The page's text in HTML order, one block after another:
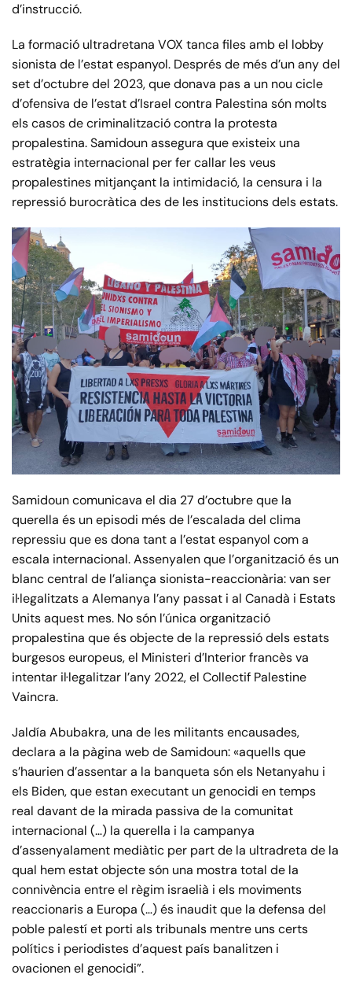
d’instrucció.
La formació ultradretana VOX tanca files amb el lobby
sionista de l’estat espanyol. Després de més d’un any del
set d’octubre del 2023, que donava pas a un nou cicle
d’ofensiva de l’estat d’Israel contra Palestina són molts
els casos de criminalització contra la protesta
propalestina. Samidoun assegura que existeix una
estratègia internacional per fer callar les veus
propalestines mitjançant la intimidació, la censura i la
repressió burocràtica des de les institucions dels estats.
Samidoun comunicava el dia 27 d’octubre que la
querella és un episodi més de l’escalada del clima
repressiu que es dona tant a l’estat espanyol com a
escala internacional. Assenyalen que l’organització és un
blanc central de l’aliança sionista-reaccionària: van ser
il·legalitzats a Alemanya l’any passat i al Canadà i Estats
Units aquest mes. No són l’única organització
propalestina que és objecte de la repressió dels estats
burgesos europeus, el Ministeri d’Interior francès va
intentar il·legalitzar l’any 2022, el Collectif Palestine
Vaincra.
Jaldía Abubakra, una de les militants encausades,
declara a la pàgina web de Samidoun: «aquells que
s’haurien d’assentar a la banqueta són els Netanyahu i
els Biden, que estan executant un genocidi en temps
real davant de la mirada passiva de la comunitat
internacional (…) la querella i la campanya
d’assenyalament mediàtic per part de la ultradreta de la
qual hem estat objecte són una mostra total de la
connivència entre el règim israelià i els moviments
reaccionaris a Europa (…) és inaudit que la defensa del
poble palestí et porti als tribunals mentre uns certs
polítics i periodistes d’aquest país banalitzen i
ovacionen el genocidi”.